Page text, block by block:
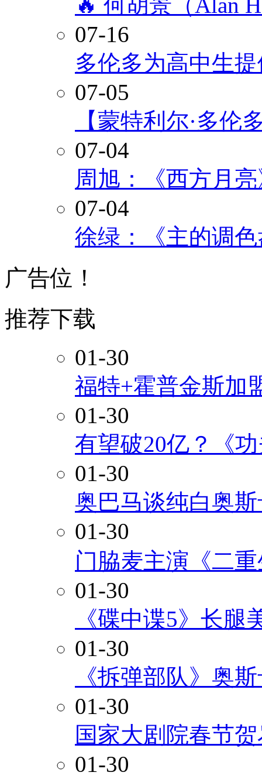
07-16
多伦多为高中生
07-05
【蒙特利尔·多伦
07-04
周旭：《西方月
07-04
徐绿：《主的调
广告位！
推荐下载
01-30
福特+霍普金斯加
01-30
有望破20亿？《
01-30
奥巴马谈纯白奥
01-30
门脇麦主演《二
01-30
《碟中谍5》长腿
01-30
《拆弹部队》奥
01-30
国家大剧院春节
01-30